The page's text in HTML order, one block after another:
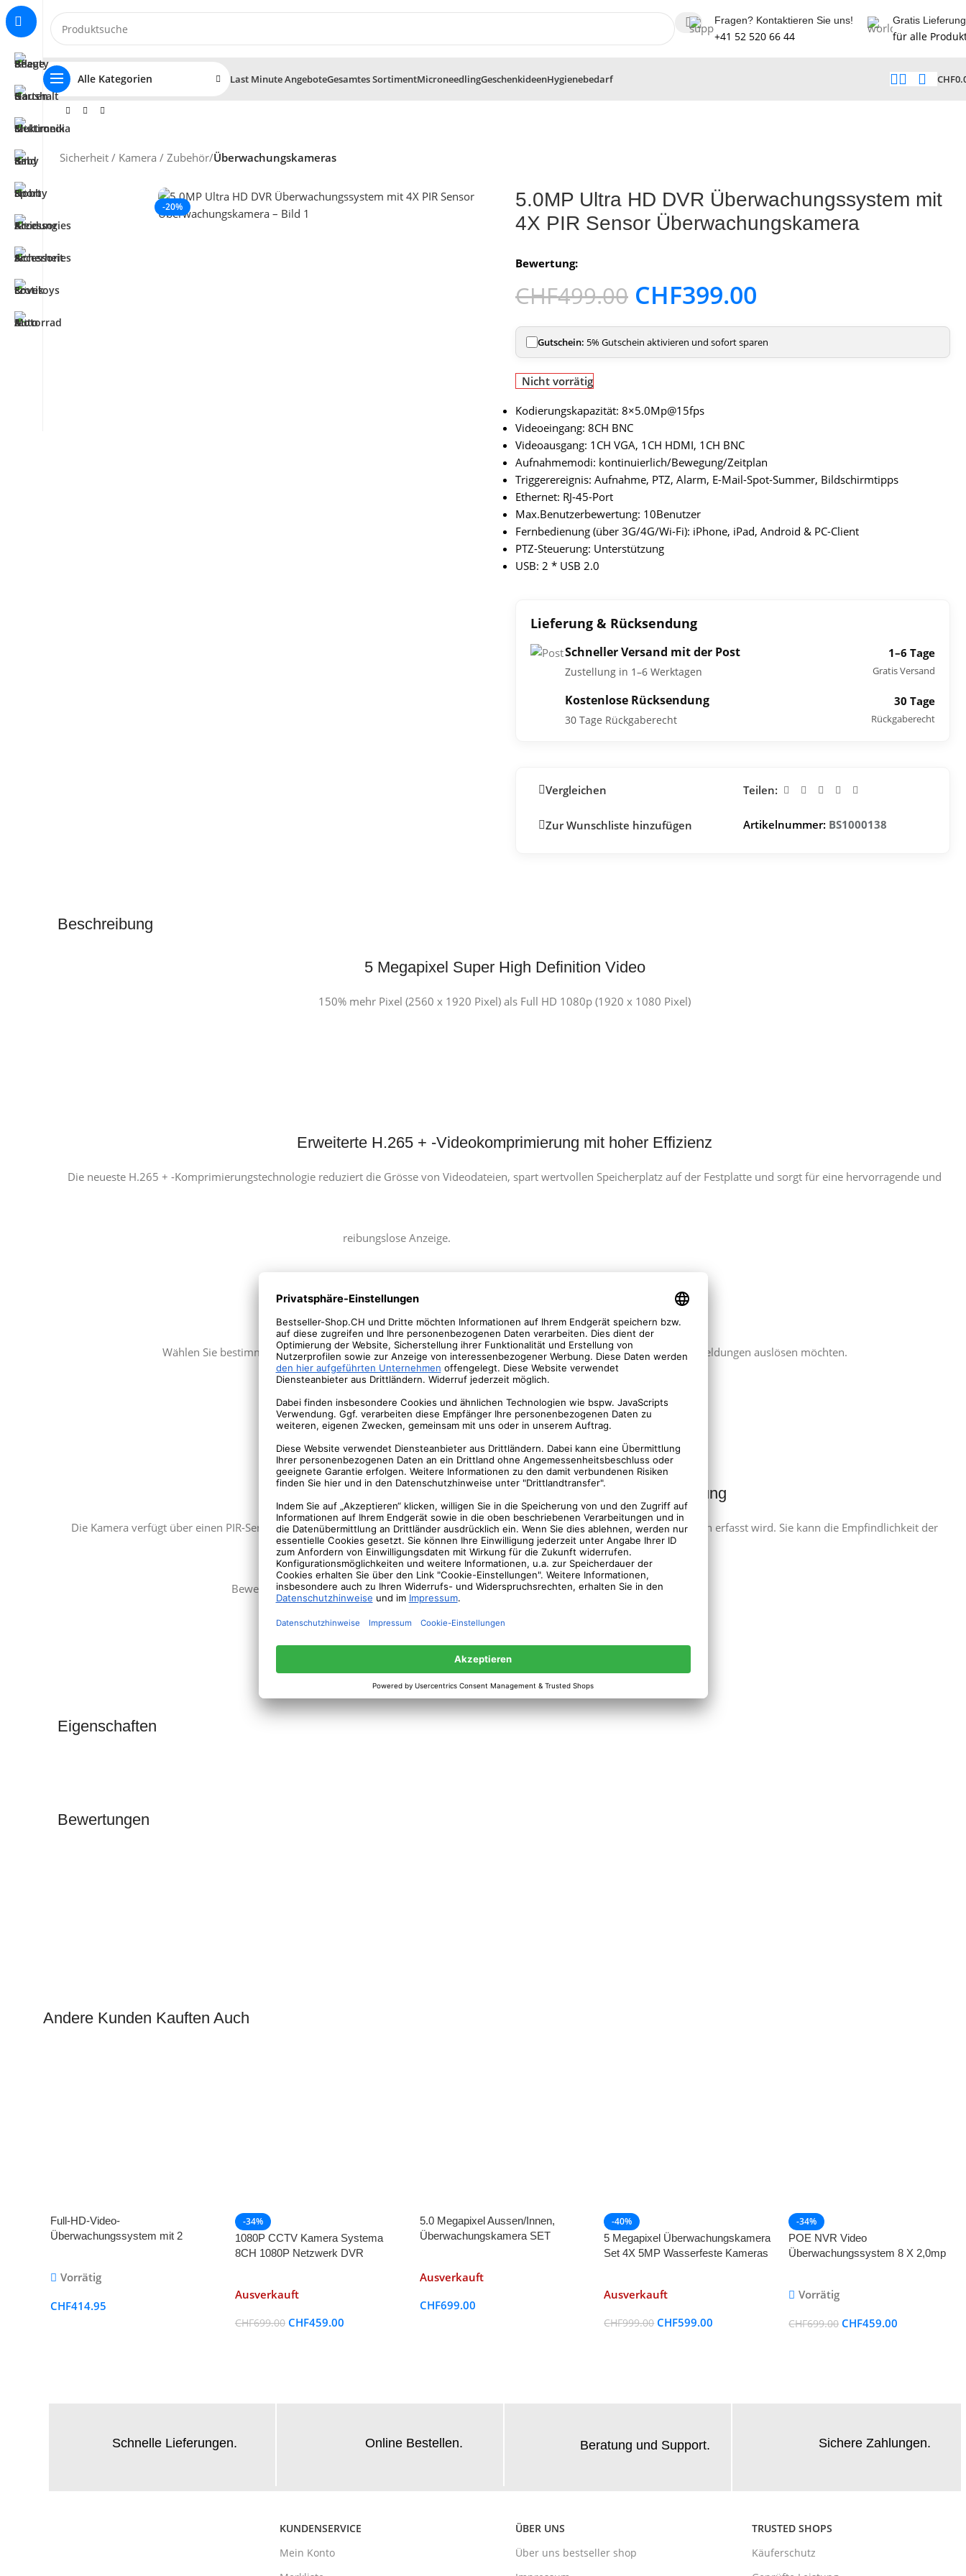
Fragen? Kontaktieren Sie uns!
+41 52 520 66 44
Gratis Lieferung
für alle
Alle Kategorien Last Minute AngeboteGesamtes SortimentMicroneedlingGeschenkideenHygienebedarf CHF
Sicherheit / Kamera / Zubehör/Überwachungskameras
-20%
5.0MP Ultra HD DVR Überwachungssystem mit
4X PIR Sensor Überwachungskamera
Bewertung:
CHF499.00 CHF399.00
Gutschein: 5% Gutschein aktivieren und sofort sparen
Nicht vorrätig
Kodierungskapazität: 8×5.0Mp@15fps
Videoeingang: 8CH BNC
Videoausgang: 1CH VGA, 1CH HDMI, 1CH BNC
Aufnahmemodi: kontinuierlich/Bewegung/Zeitplan
Triggerereignis: Aufnahme, PTZ, Alarm, E-Mail-Spot-Summer, Bildschirmtipps
Ethernet: RJ-45-Port
Max.Benutzerbewertung: 10Benutzer
Fernbedienung (über 3G/4G/Wi-Fi): iPhone, iPad, Android & PC-Client
PTZ-Steuerung: Unterstützung
USB: 2 * USB 2.0
Lieferung & Rücksendung
Schneller Versand mit der Post
Zustellung in 1–6 Werktagen
1–6 Tage
Gratis Versand
Kostenlose Rücksendung
30 Tage Rückgaberecht
30 Tage
Rückgaberecht
Vergleichen
Zur Wunschliste hinzufügen
Teilen:
Artikelnummer: BS1000138
Beschreibung
5 Megapixel Super High Definition Video
150% mehr Pixel (2560 x 1920 Pixel) als Full HD 1080p (1920 x 1080 Pixel)
Erweiterte H.265 + -Videokomprimierung mit hoher Effizienz
Die neueste H.265 + -Komprimierungstechnologie reduziert die Grösse von Videodateien, spart wertvollen Speicherplatz auf der Festplatte und sorgt für eine hervorragende und
reibungslose Anzeige.
Benutzerdefinierter Bewegungserkennungsbereich
Wählen Sie bestimmte Bereiche des Bildkameras aus, für die Sie eine automatische Aufzeichnung und Warnmeldungen auslösen möchten.
PIR-Sensor – Bewegungserkennung mit thermischer Erkennung
Die Kamera verfügt über einen PIR-Sensor (Passiv-Infrarot) und zeichnet nur auf, wenn die Wärme von sich bewegenden Objekten erfasst wird. Sie kann die Empfindlichkeit der
Bewegungserkennung anpassen, um die Fehlalarme zu reduzieren.
Eigenschaften
Bewertungen
Andere Kunden Kauften Auch
Full-HD-Video-
Überwachungssystem mit 2
Vorrätig
CHF414.95
-34%
1080P CCTV Kamera Systema
8CH 1080P Netzwerk DVR
Ausverkauft
CHF699.00 CHF459.00
5.0 Megapixel Aussen/Innen,
Überwachungskamera SET
Ausverkauft
CHF699.00
-40%
5 Megapixel Überwachungskamera
Set 4X 5MP Wasserfeste Kameras
Ausverkauft
CHF999.00 CHF599.00
-34%
POE NVR Video
Überwachungssystem 8 X 2,0mp
Vorrätig
CHF699.00 CHF459.00
Schnelle Lieferungen. Online Bestellen. Beratung und Support. Sichere Zahlungen.
KUNDENSERVICE
Mein Konto
ÜBER UNS
Über uns bestseller shop
TRUSTED SHOPS
Käuferschutz